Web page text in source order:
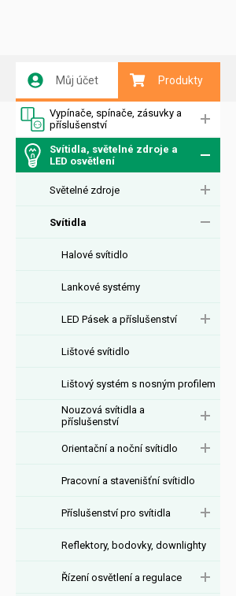
Můj účet Produkty
Vypínače, spínače, zásuvky a
příslušenství
Svítidla, světelné zdroje a
LED osvětlení
Světelné zdroje
Svítidla
Halové svítidlo
Lankové systémy
LED Pásek a příslušenství
Lištové svítidlo
Lištový systém s nosným profilem
Nouzová svítidla a
příslušenství
Orientační a noční svítidlo
Pracovní a stavenišťní svítidlo
Příslušenství pro svítidla
Reflektory, bodovky, downlighty
Řízení osvětlení a regulace